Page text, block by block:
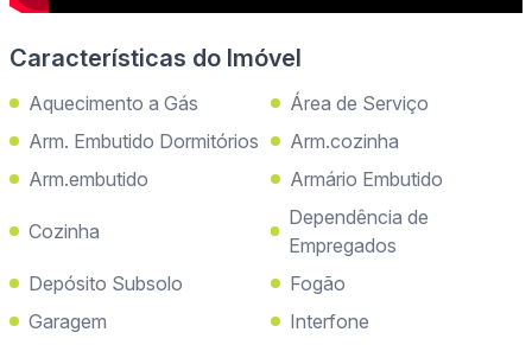
Características do Imóvel
Aquecimento a Gás
Área de Serviço
Arm. Embutido Dormitórios
Arm.cozinha
Arm.embutido
Armário Embutido
Cozinha
Dependência de
Empregados
Depósito Subsolo
Fogão
Garagem
Interfone